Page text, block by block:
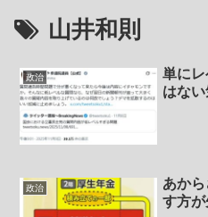
山井和則
政治
単に
はな
政治
あか
す方が